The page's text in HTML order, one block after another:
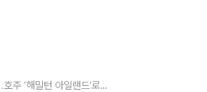
하트 모양 산호초 위로 헬기 투어…호주 ‘해밀턴 아일랜드’로 로맨틱 커플 여행을!